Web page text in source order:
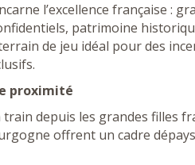
l’excellence française :
patrimoine
de jeu idéal pour des
proximité
train depuis les grandes filles
offrent un cadre